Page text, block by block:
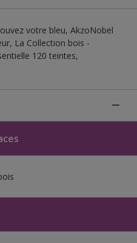
votre bleu, AkzoNobel
La Collection bois -
120 teintes,